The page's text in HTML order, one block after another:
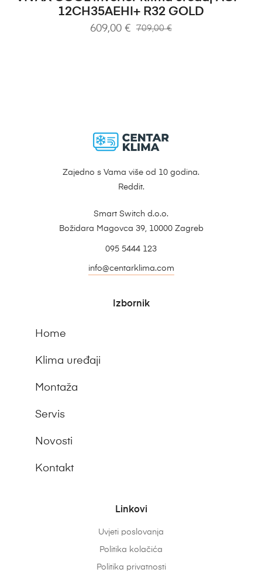
12CH35AEHI+ R32 GOLD
709,00€
609,00 €
Zajedno s Vama više od 10 godina.
Reddit.
Smart Switch d.o.o.
Božidara Magovca 39, 10000 Zagreb
095 5444 123
info@centarklima.com
Izbornik
Home
Klima uređaji
Montaža
Servis
Novosti
Kontakt
Linkovi
Uvjeti poslovanja
Politika kolačića
Politika privatnosti